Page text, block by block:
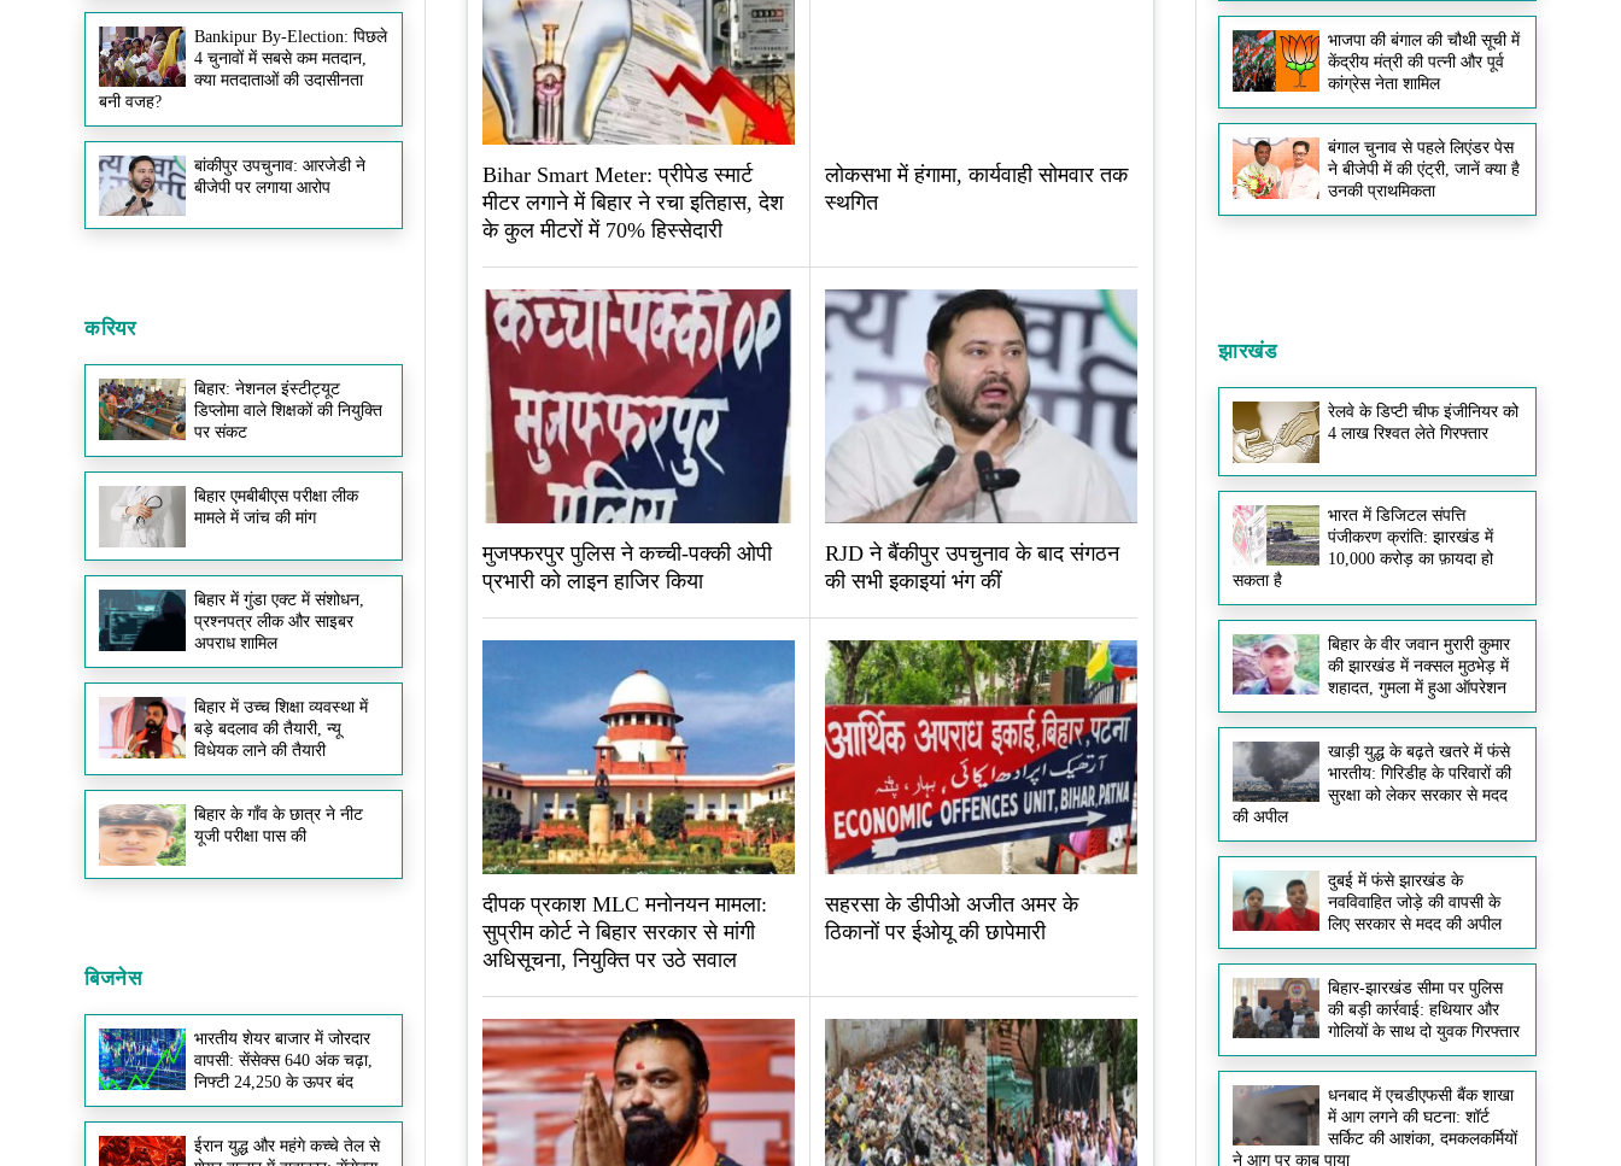
Bankipur By-Election: पिछले
4 चुनावों में सबसे कम मतदान,
क्या मतदाताओं की उदासीनता
बनी वजह?
बांकीपुर उपचुनाव: आरजेडी ने
बीजेपी पर लगाया आरोप
करियर
बिहार: नेशनल इंस्टीट्यूट
डिप्लोमा वाले शिक्षकों की नियुक्ति
पर संकट
बिहार एमबीबीएस परीक्षा लीक
मामले में जांच की मांग
बिहार में गुंडा एक्ट में संशोधन,
प्रश्नपत्र लीक और साइबर
अपराध शामिल
बिहार में उच्च शिक्षा व्यवस्था में
बड़े बदलाव की तैयारी, न्यू
विधेयक लाने की तैयारी
बिहार के गाँव के छात्र ने नीट
यूजी परीक्षा पास की
बिजनेस
भारतीय शेयर बाजार में जोरदार
वापसी: सेंसेक्स 640 अंक चढ़ा,
निफ्टी 24,250 के ऊपर बंद
ईरान युद्ध और महंगे कच्चे तेल से
Bihar Smart Meter: प्रीपेड स्मार्ट
मीटर लगाने में बिहार ने रचा इतिहास, देश
के कुल मीटरों में 70% हिस्सेदारी
लोकसभा में हंगामा, कार्यवाही सोमवार तक
स्थगित
मुजफ्फरपुर पुलिस ने कच्ची-पक्की ओपी
प्रभारी को लाइन हाजिर किया
RJD ने बैंकीपुर उपचुनाव के बाद संगठन
की सभी इकाइयां भंग कीं
दीपक प्रकाश MLC मनोनयन मामला:
सुप्रीम कोर्ट ने बिहार सरकार से मांगी
अधिसूचना, नियुक्ति पर उठे सवाल
सहरसा के डीपीओ अजीत अमर के
ठिकानों पर ईओयू की छापेमारी
भाजपा की बंगाल की चौथी सूची में
केंद्रीय मंत्री की पत्नी और पूर्व
कांग्रेस नेता शामिल
बंगाल चुनाव से पहले लिएंडर पेस
ने बीजेपी में की एंट्री, जानें क्या है
उनकी प्राथमिकता
झारखंड
रेलवे के डिप्टी चीफ इंजीनियर को
4 लाख रिश्वत लेते गिरफ्तार
भारत में डिजिटल संपत्ति
पंजीकरण क्रांति: झारखंड में
10,000 करोड़ का फ़ायदा हो
सकता है
बिहार के वीर जवान मुरारी कुमार
की झारखंड में नक्सल मुठभेड़ में
शहादत, गुमला में हुआ ऑपरेशन
खाड़ी युद्ध के बढ़ते खतरे में फंसे
भारतीय: गिरिडीह के परिवारों की
सुरक्षा को लेकर सरकार से मदद
की अपील
दुबई में फंसे झारखंड के
नवविवाहित जोड़े की वापसी के
लिए सरकार से मदद की अपील
बिहार-झारखंड सीमा पर पुलिस
की बड़ी कार्रवाई: हथियार और
गोलियों के साथ दो युवक गिरफ्तार
धनबाद में एचडीएफसी बैंक शाखा
में आग लगने की घटना: शॉर्ट
सर्किट की आशंका, दमकलकर्मियों
ने आग पर काबू पाया